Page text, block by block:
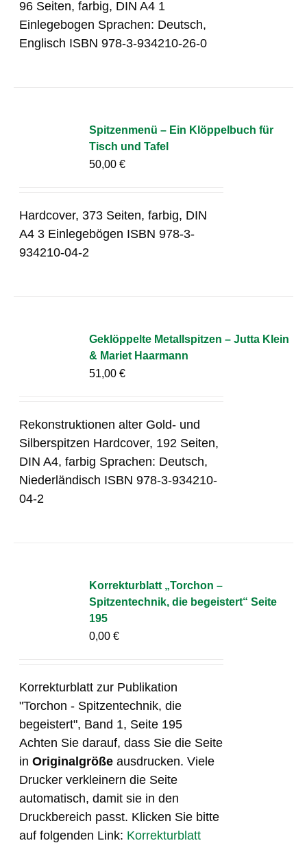
96 Seiten, farbig, DIN A4 1
Einlegebogen Sprachen: Deutsch,
Englisch ISBN 978-3-934210-26-0
Spitzenmenü – Ein Klöppelbuch für
Tisch und Tafel
50,00€
Hardcover, 373 Seiten, farbig, DIN
A4 3 Einlegebögen ISBN 978-3-
934210-04-2
Geklöppelte Metallspitzen – Jutta Klein
& Mariet Haarmann
51,00€
Rekonstruktionen alter Gold- und
Silberspitzen Hardcover, 192 Seiten,
DIN A4, farbig Sprachen: Deutsch,
Niederländisch ISBN 978-3-934210-
04-2
Korrekturblatt „Torchon –
Spitzentechnik, die begeistert“ Seite
195
0,00€
Korrekturblatt zur Publikation
"Torchon - Spitzentechnik, die
begeistert", Band 1, Seite 195
Achten Sie darauf, dass Sie die Seite
inOriginalgröße ausdrucken. Viele
Drucker verkleinern die Seite
automatisch, damit sie in den
Druckbereich passt. Klicken Sie bitte
auf folgenden Link: Korrekturblatt